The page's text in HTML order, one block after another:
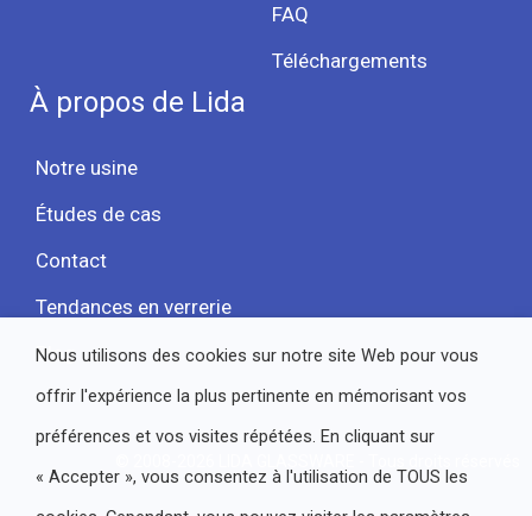
FAQ
Téléchargements
À propos de Lida
Notre usine
Études de cas
Contact
Tendances en verrerie
Blog
Nous utilisons des cookies sur notre site Web pour vous
offrir l'expérience la plus pertinente en mémorisant vos
préférences et vos visites répétées. En cliquant sur
« Accepter », vous consentez à l'utilisation de TOUS les